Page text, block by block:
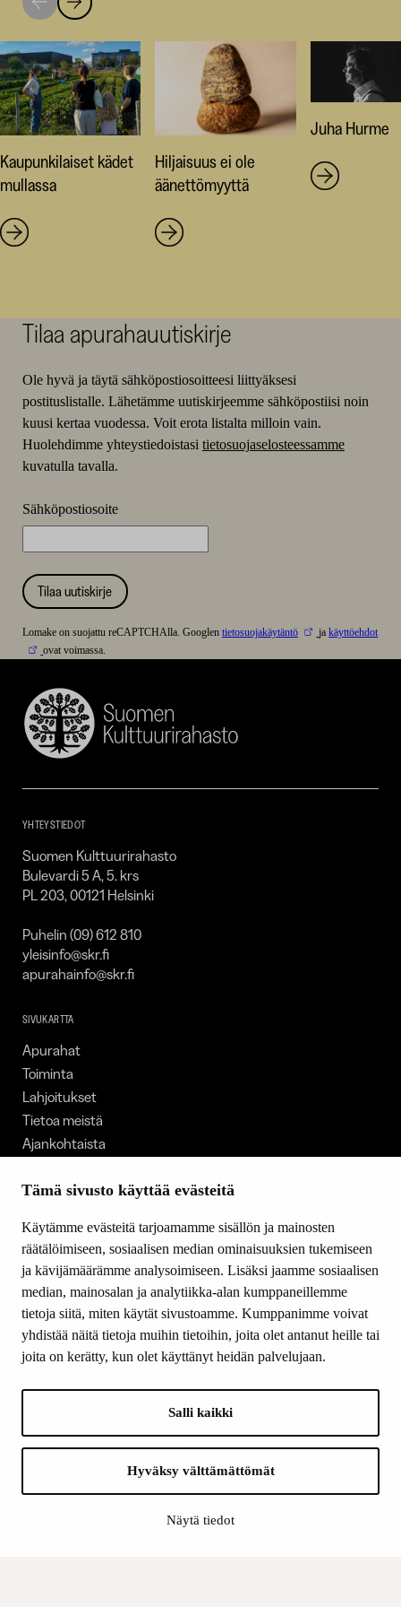
Tämä sivusto käyttää evästeitä
Käytämme evästeitä tarjoamamme sisällön ja mainosten
räätälöimiseen, sosiaalisen median ominaisuuksien tukemiseen
ja kävijämäärämme analysoimiseen. Lisäksi jaamme sosiaalisen
median, mainosalan ja analytiikka-alan kumppaneillemme
tietoja siitä, miten käytät sivustoamme. Kumppanimme voivat
yhdistää näitä tietoja muihin tietoihin, joita olet antanut heille tai
joita on kerätty, kun olet käyttänyt heidän palvelujaan.
Salli kaikki
Hyväksy välttämättömät
Näytä tiedot
Siirry
seuraavaan
Siirry
edelliseen
Kaupunkilaiset kädet
mullassa
Hiljaisuus ei ole
äänettömyyttä
Juha Hurme
Tilaa apurahauutiskirje
Ole hyvä ja täytä sähköpostiosoitteesi liittyäksesi
postituslistalle. Lähetämme uutiskirjeemme sähköpostiisi noin
kuusi kertaa vuodessa. Voit erota listalta milloin vain.
Huolehdimme yhteystiedoistasi tietosuojaselosteessamme
kuvatulla tavalla.
Sähköpostiosoite
Tilaa uutiskirje
Lomake on suojattu reCAPTCHAlla. Googlen tietosuojakäytäntö jakäyttöehdot
ovat voimassa.
Suomen
Kulttuurirahasto
YHTEYSTIEDOT
Suomen Kulttuurirahasto
Bulevardi 5 A, 5. krs
PL 203, 00121 Helsinki
Puhelin (09) 612 810
yleisinfo@skr.fi
apurahainfo@skr.fi
SIVUKARTTA
Apurahat
Toiminta
Lahjoitukset
Tietoa meistä
Ajankohtaista
Yhteystiedot
SEURAA MEITÄ
Facebook
Instagram
Youtube
LinkedIn
Suomen Kulttuurirahasto: